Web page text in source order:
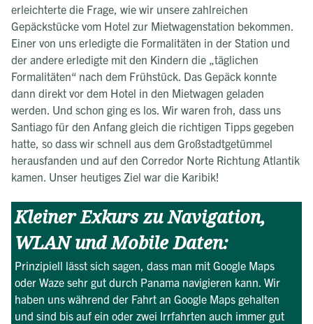
erleichterte die Frage, wie wir unsere zahlreichen
Gepäckstücke vom Hotel zur Mietwagenstation bekommen.
Einer von uns erledigte die Formalitäten in der Station und
der andere erledigte mit den Kindern die „täglichen
Formalitäten“ nach dem Frühstück. Das Gepäck konnte
dann direkt vor dem Hotel in den Mietwagen geladen
werden. Und schon ging es los. Wir waren froh, dass uns
Santiago für den Anfang gleich die richtigen Tipps gegeben
hatte, so dass wir schnell aus dem Großstadtgetümmel
herausfanden und auf den Corredor Norte Richtung Atlantik
kamen. Unser heutiges Ziel war die Karibik!
Kleiner Exkurs zu Navigation,
WLAN und Mobile Daten:
Prinzipiell lässt sich sagen, dass man mit Google Maps
oder Waze sehr gut durch Panama navigieren kann. Wir
haben uns während der Fahrt an Google Maps gehalten
und sind bis auf ein oder zwei Irrfahrten auch immer gut